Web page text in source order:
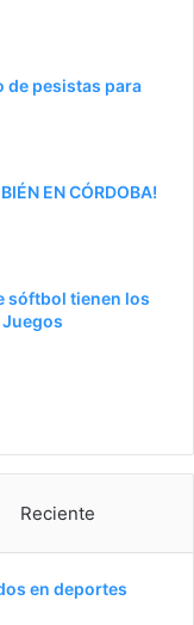
de pesistas para
EN CÓRDOBA!
sóftbol tienen los
Reciente
en deportes